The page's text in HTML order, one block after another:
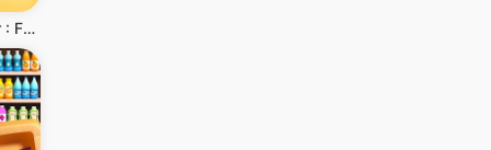
Melon Maker : Fruit Game